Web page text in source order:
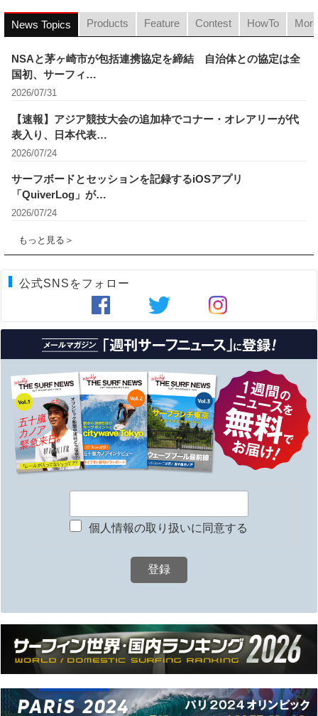
News Topics Products Feature Contest HowTo More
NSAと茅ヶ崎市が包括連携協定を締結 自治体との協定は全
国初、サーフィ…
2026/07/31
【速報】アジア競技大会の追加枠でコナー・オレアリーが代
表入り、日本代表…
2026/07/24
サーフボードとセッションを記録するiOSアプリ
「QuiverLog」が…
2026/07/24
もっと見る＞
公式SNSをフォロー
個人情報の取り扱いに同意する